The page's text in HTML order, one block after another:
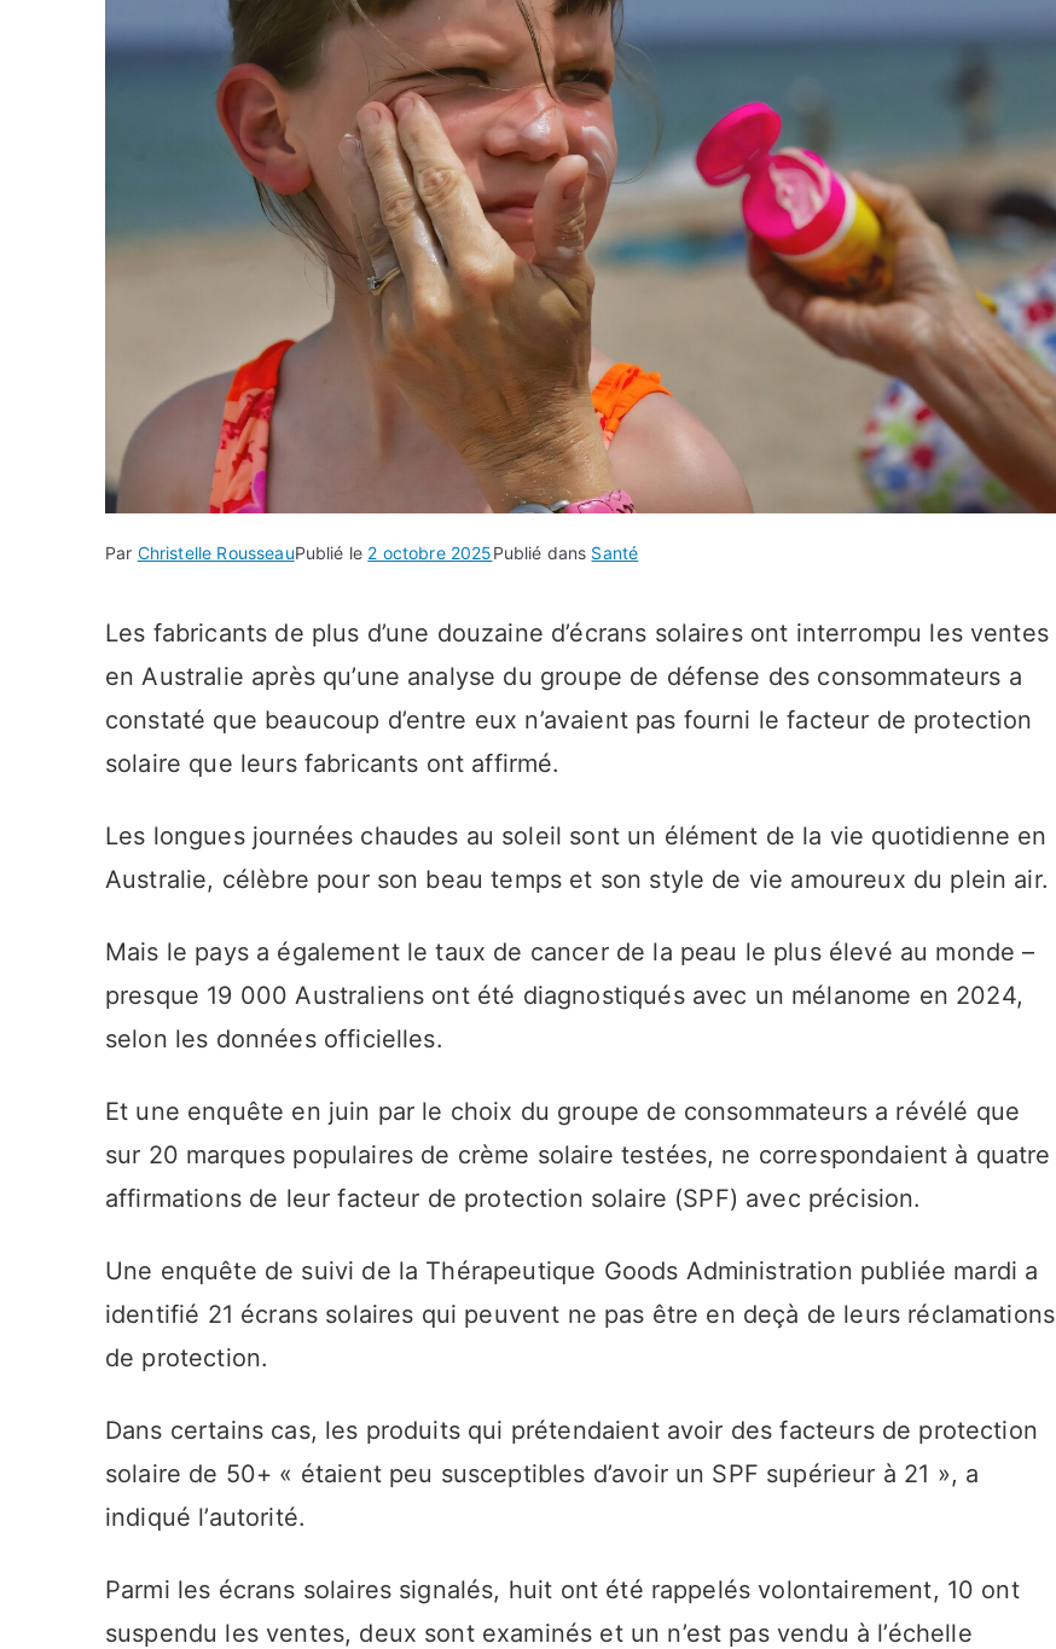
Par Christelle RousseauPublié le 2 octobre 2025Publié dans Santé
Les fabricants de plus d’une douzaine d’écrans solaires ont interrompu les ventes
en Australie après qu’une analyse du groupe de défense des consommateurs a
constaté que beaucoup d’entre eux n’avaient pas fourni le facteur de protection
solaire que leurs fabricants ont affirmé.
Les longues journées chaudes au soleil sont un élément de la vie quotidienne en
Australie, célèbre pour son beau temps et son style de vie amoureux du plein air.
Mais le pays a également le taux de cancer de la peau le plus élevé au monde –
presque 19 000 Australiens ont été diagnostiqués avec un mélanome en 2024,
selon les données officielles.
Et une enquête en juin par le choix du groupe de consommateurs a révélé que
sur 20 marques populaires de crème solaire testées, ne correspondaient à quatre
affirmations de leur facteur de protection solaire (SPF) avec précision.
Une enquête de suivi de la Thérapeutique Goods Administration publiée mardi a
identifié 21 écrans solaires qui peuvent ne pas être en deçà de leurs réclamations
de protection.
Dans certains cas, les produits qui prétendaient avoir des facteurs de protection
solaire de 50+ « étaient peu susceptibles d’avoir un SPF supérieur à 21 », a
indiqué l’autorité.
Parmi les écrans solaires signalés, huit ont été rappelés volontairement, 10 ont
suspendu les ventes, deux sont examinés et un n’est pas vendu à l’échelle